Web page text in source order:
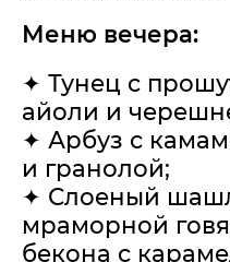
Меню вечера:
✦ Тунец с
айоли и
✦ Арбуз с
и гранолой;
✦ Слоеный
мраморной
бекона с